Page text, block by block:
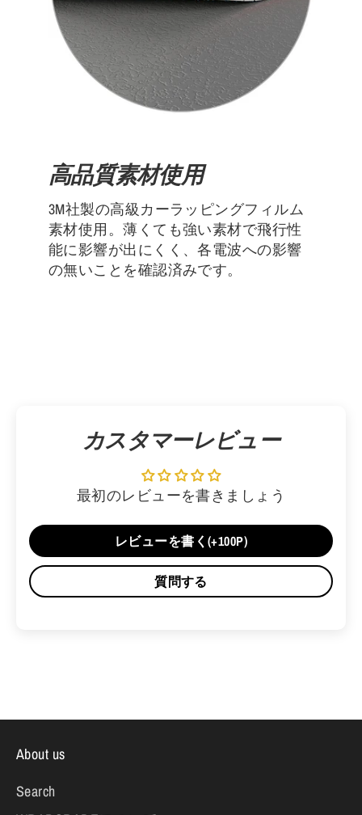
高品質素材使用
3M社製の高級カーラッピングフィルム
素材使用。薄くても強い素材で飛行性
能に影響が出にくく、各電波への影響
の無いことを確認済みです。
カスタマーレビュー
最初のレビューを書きましょう
レビューを書く(+100P)
質問する
About us
Search